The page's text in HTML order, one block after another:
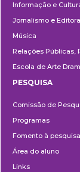
Informação e
Jornalismo e
Música
Relações Públicas,
Escola de Arte
PESQUISA
Comissão de
Programas
Fomento à pesquisa
Área do aluno
Links